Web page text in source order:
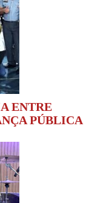
ENTRE
PÚBLICA